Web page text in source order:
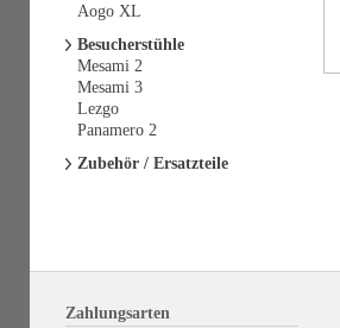
Aogo XL
Besucherstühle
Mesami 2
Mesami 3
Lezgo
Panamero 2
Zubehör / Ersatzteile
Zahlungsarten